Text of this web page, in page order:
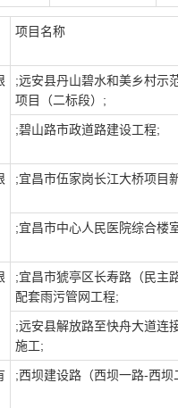
项目名称
;远安县丹山碧水和美乡村示
项目（二标段）;
;碧山路市政道路建设工程;
;宜昌市伍家岗长江大桥项目
;宜昌市中心人民医院综合楼
;宜昌市猇亭区长寿路（民主
配套雨污管网工程;
;远安县解放路至快舟大道连
施工;
;西坝建设路（西坝一路-西